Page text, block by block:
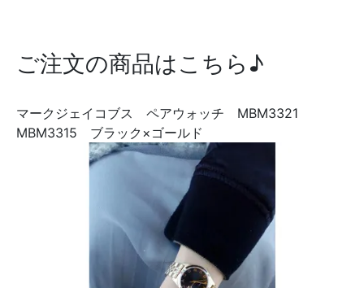
ご注文の商品はこちら♪
マークジェイコブス ペアウォッチ MBM3321
MBM3315 ブラック×ゴールド